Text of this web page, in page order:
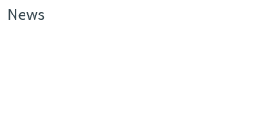
News